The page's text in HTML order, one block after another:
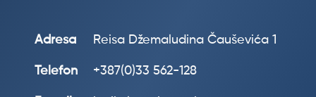
Adresa Reisa Džemaludina Čauševića 1
Telefon +387(0)33 562-128